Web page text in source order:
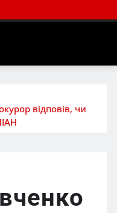
відповів, чи